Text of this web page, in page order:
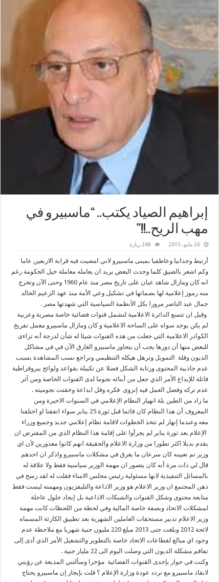
إبراهيم الصياد يكتب.. “ماسبيرو في
مهب الريح..!!”
26 مايو، 2015 248 زيارة
أرتبط وجدانيا وعاطفيا بمبنى ماسبيرو لاني امضيت فيه قرابة الاربعين عاما
وكم اشعر بالضيق كلما وجدت البعض يريد ان يعامله معاملة خيل الحكومة رغم
انه كان ومازال شاهد عيان على تاريخ مصر منذ عام 1960 وحتى الآن وتخرج
منه رموز إعلامية لها بصماتها في تشكيل وعي الأمة منذ عهد الزعيم الخالد
جمال عبد الناصر مرورا بكل الأنظمة السياسية التي شهدتها مصر .
وقبل ان تتسع الدائرة الاعلامية لتشمل قنوات فضائية خاصة مصرية وعربية
لم يكن يوجد سواه على الساحة الاعلامية و كان ومازال ماسبيرو معمل تفريخ
الكوادر الاعلامية التي جعلت من هذه القنوات شيئا له شأن لدرجة أنه تراءى
للبعض منها أن دورها يجب أن يتجاوز ماسبيرو الغارق الآن في في مشاكل
الديون وقلة التمويل وترهل هيكله التنظيمي وتراجع نسب المشاهدة بسبب
عدم جاذبية المحتوى ورتابة الشكل فضلا عن تكبيلة بقواعد ولوائح بيروقراطية
قاتلة للإبداع الأمر الذي جعل من أبنائه نجوما لدى القنوات الخاصة ومن آثر
عدم تركه وفضل العمل فيه إنزوى فكره وقل ابداعة وخفتت نجوميته .
ما زاد من الطين بلة انهيار النظام الإعلامي في السنوات الاخيرة ومن
المعروف أن هذا النظام كان قائما قبل ثورة 25 يناير سواء اتفقنا او اختلفنا
معه وعندما إنهار لم تتخذ الخطوات لاقامة نظام إعلامي جديد وجميع وزراء
الإعلام بعد ثورة يناير لم يجرأوا على إقامة هذا النظام الذي من المفترض ان
يقدم بديلا اكثر تطورا من وزارة الاعلام والحقيقة انهم كانوا معذورين لأن اي
وزير تم تعيينه كان سرعان ما يغرق في مشكلات ماسبيرو واذكر ان احدهم
قال لي ذات مرة أنه كان يتصور ان مهمة الوزير سياسية فقط ولا علاقة له
بالمسائل التنفيذية لانها مسئولية رئيس مجلس الامناء فقلت له لقد رسخ في
ذهن المجتمع ان وزير الاعلام هو وزير الاذاعة والتليفزيون ومهمته ليست فقط
متابعة محتوى وشكل القنوات والشبكات الاذاعية بل إيجاد حلول عاجلة
لمشكلات الاتحاد وبصفة خاصة المالية وفي لحظة من اللحظات كانت مهمة
وزير الاعلام تدبير مستحقات العاملين الشهرية بعد تطبيق الكارثة المسماه
لائحة 2012 وبلغت حتى 2013 مبلغ 220 مليون جنية شهريا مع ملاحظة عدم
وجود اي مبالغ لقطاعات الاتحاد خاصة بالتطوير والتشغيل الأمر الذي أدى إلى
تفاقم مشكلة الديون التي وصلت اليوم الى 22 مليار جنية .
وكنت في حوار بإحدى القنوات الفضائية مؤخرا وسألتني المذيعة عن رؤيتي
لانقاذ ماسبيرو مع تردد عودة وزارة الإعلام ؟ قلت بإيجاز إن ماسبيرو يحتاج